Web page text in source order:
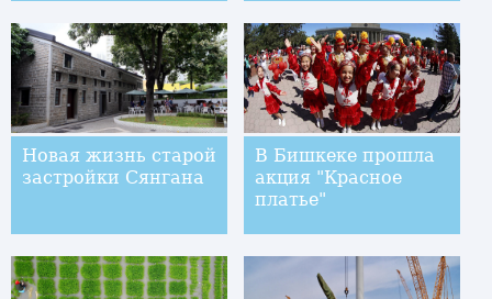
призывает к
последнему
Новая жизнь старой
застройки Сянгана
В Бишкеке прошла
акция "Красное
платье"